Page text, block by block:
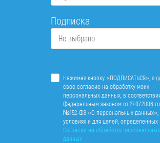
Подписка
Не выбрано
Нажимая кнопку «ПОДПИСАТЬСЯ», я
свое согласие на обработку моих
персональных данных, в
Федеральным законом от 27.07.2006
№152-ФЗ «О персональных данных»,
условиях и для целей, определенных
Согласии на обработку персональных
данных